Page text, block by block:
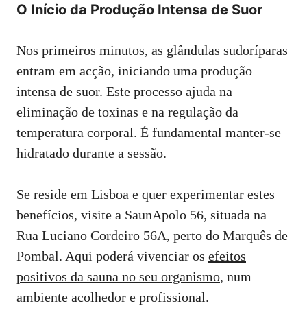
O Início da Produção Intensa de Suor
Nos primeiros minutos, as glândulas sudoríparas
entram em acção, iniciando uma produção
intensa de suor. Este processo ajuda na
eliminação de toxinas e na regulação da
temperatura corporal. É fundamental manter-se
hidratado durante a sessão.
Se reside em Lisboa e quer experimentar estes
benefícios, visite a SaunApolo 56, situada na
Rua Luciano Cordeiro 56A, perto do Marquês de
Pombal. Aqui poderá vivenciar os efeitos
positivos da sauna no seu organismo, num
ambiente acolhedor e profissional.